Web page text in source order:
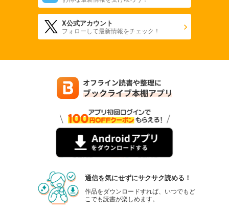
X公式アカウント
フォローして最新情報をチェック！
通信を気にせずにサクサク読める！
作品をダウンロードすれば、いつでもど
こでも読書が楽しめます。